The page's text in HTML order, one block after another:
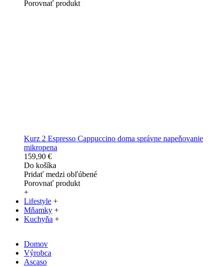
Porovnať produkt
Kurz 2 Espresso Cappuccino doma správne napeňovanie
mikropena
159,90 €
Do košíka
Pridať medzi obľúbené
Porovnať produkt
+
Lifestyle +
Mňamky +
Kuchyňa +
Domov
Výrobca
Ascaso